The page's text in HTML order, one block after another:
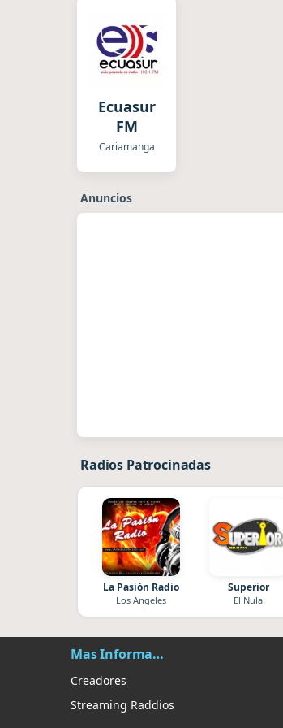
Ecuasur
FM
Cariamanga
Anuncios
Radios Patrocinadas
La Pasión Radio
Los Angeles
Superior
El Nula
Mas Información
Creadores
Streaming Raddios